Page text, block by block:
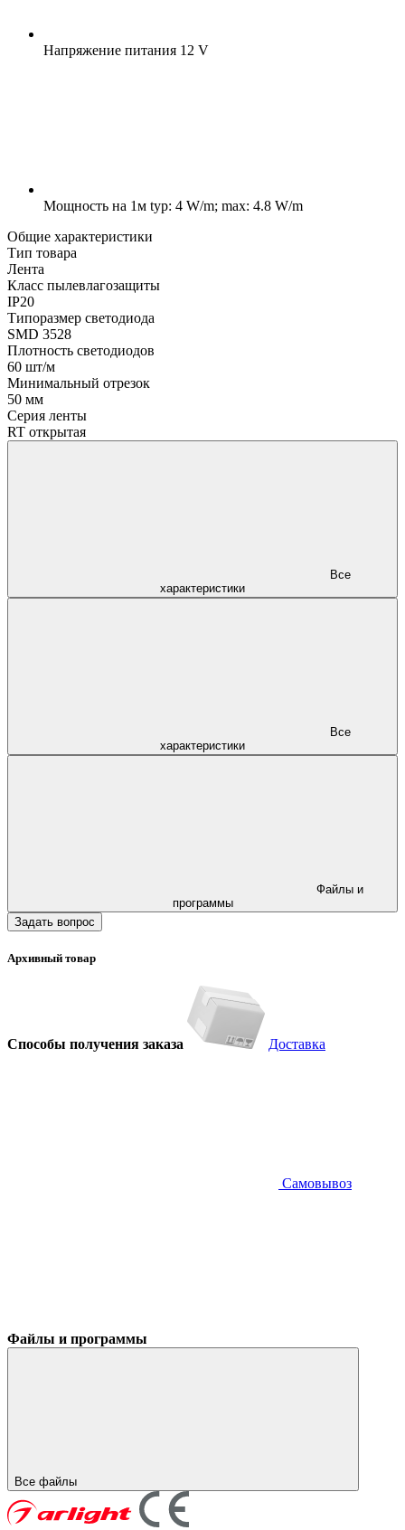
Напряжение питания 12 V
Мощность на 1м typ: 4 W/m; max: 4.8 W/m
Общие характеристики
Тип товара
Лента
Класс пылевлагозащиты
IP20
Типоразмер светодиода
SMD 3528
Плотность светодиодов
60 шт/м
Минимальный отрезок
50 мм
Серия ленты
RT открытая
характеристики
характеристики
программы
Задать вопрос
Архивный товар
Способы получения заказа Доставка
Самовывоз
Файлы и программы
Все файлы